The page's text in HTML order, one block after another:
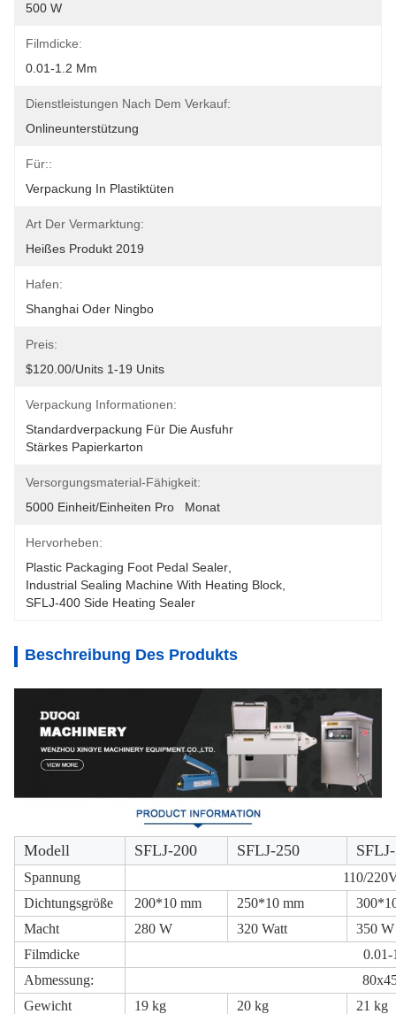
500 W
Filmdicke:
0.01-1.2 Mm
Dienstleistungen Nach Dem Verkauf:
Onlineunterstützung
Für::
Verpackung In Plastiktüten
Art Der Vermarktung:
Heißes Produkt 2019
Hafen:
Shanghai Oder Ningbo
Preis:
$120.00/units 1-19 Units
Verpackung Informationen:
Standardverpackung Für Die Ausfuhr
Stärkes Papierkarton
Versorgungsmaterial-Fähigkeit:
5000 Einheit/Einheiten Pro   Monat
Hervorheben:
Plastic Packaging Foot Pedal Sealer
Industrial Sealing Machine With Heating Block
SFLJ-400 Side Heating Sealer
Beschreibung Des Produkts
Modell SFLJ-200 SFLJ-250
Spannung
110/
Dichtungsgröße
200*10 mm 250*10 mm
Macht
280 W 320 Watt
350 W
Filmdicke
0.01-
Abmessung:
Gewicht
19 kg 20 kg 21 kg